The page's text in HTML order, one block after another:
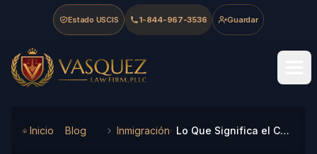
Skip to main content
Skip to navigation
Skip to footer
Estado USCIS 1-844-967-3536 Guardar
Vasquez Law Firm - Home
Inicio Blog Inmigración Lo Que Significa el Caso de Asilo en la Corte Suprema para 2026